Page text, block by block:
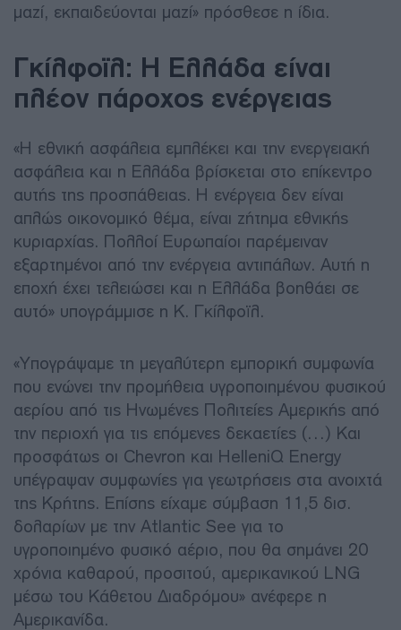
μαζί, εκπαιδεύονται μαζί» πρόσθεσε η ίδια.
Γκίλφοϊλ: Η Ελλάδα είναι
πλέον πάροχος ενέργειας
«Η εθνική ασφάλεια εμπλέκει και την ενεργειακή
ασφάλεια και η Ελλάδα βρίσκεται στο επίκεντρο
αυτής της προσπάθειας. Η ενέργεια δεν είναι
απλώς οικονομικό θέμα, είναι ζήτημα εθνικής
κυριαρχίας. Πολλοί Ευρωπαίοι παρέμειναν
εξαρτημένοι από την ενέργεια αντιπάλων. Αυτή η
εποχή έχει τελειώσει και η Ελλάδα βοηθάει σε
αυτό» υπογράμμισε η Κ. Γκίλφοϊλ.
«Υπογράψαμε τη μεγαλύτερη εμπορική συμφωνία
που ενώνει την προμήθεια υγροποιημένου φυσικού
αερίου από τις Ηνωμένες Πολιτείες Αμερικής από
την περιοχή για τις επόμενες δεκαετίες (…) Και
προσφάτως οι Chevron και HelleniQ Energy
υπέγραψαν συμφωνίες για γεωτρήσεις στα ανοιχτά
της Κρήτης. Επίσης είχαμε σύμβαση 11,5 δισ.
δολαρίων με την Atlantic See για το
υγροποιημένο φυσικό αέριο, που θα σημάνει 20
χρόνια καθαρού, προσιτού, αμερικανικού LNG
μέσω του Κάθετου Διαδρόμου» ανέφερε η
Αμερικανίδα.